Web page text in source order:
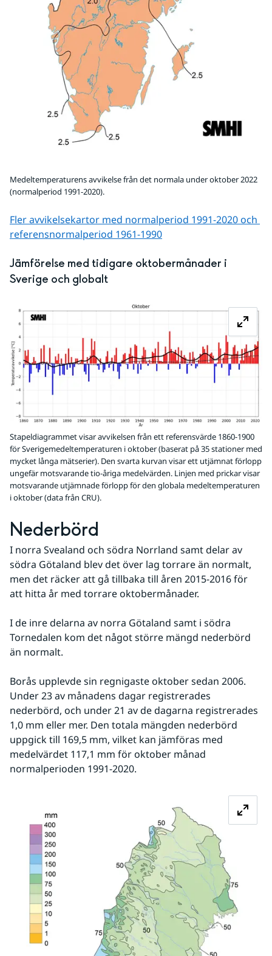
Medeltemperaturens avvikelse från det normala under oktober 2022
(normalperiod 1991-2020).
Fler avvikelsekartor med normalperiod 1991-2020 och
referens­normalperiod 1961-1990
Jämförelse med tidigare oktobermånader i
Sverige och globalt
Stapeldiagrammet visar avvikelsen från ett referensvärde 1860-1900
för Sverigemedeltemperaturen i oktober (baserat på 35 stationer med
mycket långa mätserier). Den svarta kurvan visar ett utjämnat förlopp
ungefär motsvarande tio-åriga medelvärden. Linjen med prickar visar
motsvarande utjämnade förlopp för den globala medeltemperaturen
i oktober (data från CRU).
Nederbörd
I norra Svealand och södra Norrland samt delar av
södra Götaland blev det över lag torrare än normalt,
men det räcker att gå tillbaka till åren 2015-2016 för
att hitta år med torrare oktobermånader.
I de inre delarna av norra Götaland samt i södra
Tornedalen kom det något större mängd nederbörd
än normalt.
Borås upplevde sin regnigaste oktober sedan 2006.
Under 23 av månadens dagar registrerades
nederbörd, och under 21 av de dagarna registrerades
1,0 mm eller mer. Den totala mängden nederbörd
uppgick till 169,5 mm, vilket kan jämföras med
medelvärdet 117,1 mm för oktober månad
normalperioden 1991-2020.